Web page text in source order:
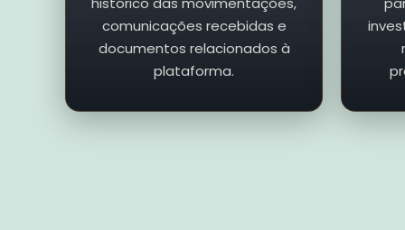
comunicações recebidas e
documentos relacionados à
plataforma.